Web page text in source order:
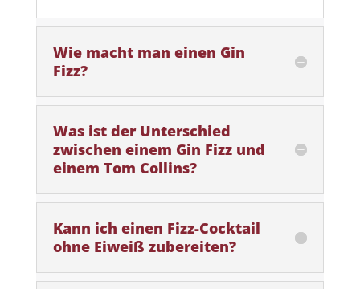
Wie macht man einen Gin
Fizz?
Was ist der Unterschied
zwischen einem Gin Fizz und
einem Tom Collins?
Kann ich einen Fizz-Cocktail
ohne Eiweiß zubereiten?